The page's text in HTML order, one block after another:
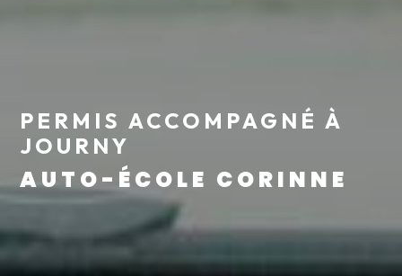
PERMIS ACCOMPAGNÉ À
JOURNY
AUTO-ÉCOLE CORINNE